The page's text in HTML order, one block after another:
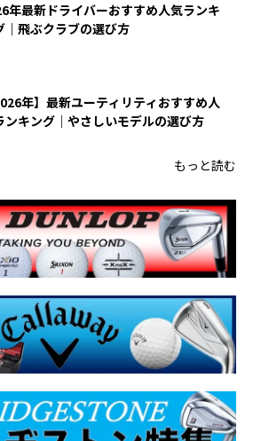
年最新ドライバーおすすめ人気ランキ
｜飛ぶクラブの選び方
年】最新ユーティリティおすすめ人
ンキング｜やさしいモデルの選び方
もっと読む